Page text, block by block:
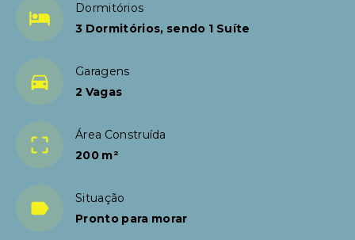
Dormitórios
3 Dormitórios, sendo 1 Suíte
Garagens
2 Vagas
Área Construída
200 m²
Situação
Pronto para morar